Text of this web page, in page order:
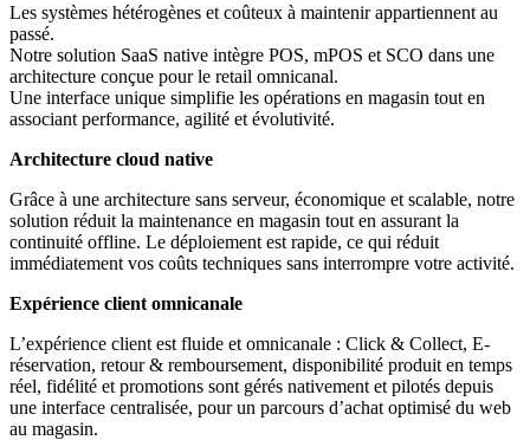
Les systèmes hétérogènes et coûteux à maintenir appartiennent au
passé.
Notre solution SaaS native intègre POS, mPOS et SCO dans une
architecture conçue pour le retail omnicanal.
Une interface unique simplifie les opérations en magasin tout en
associant performance, agilité et évolutivité.
Architecture cloud native
Grâce à une architecture sans serveur, économique et scalable, notre
solution réduit la maintenance en magasin tout en assurant la
continuité offline. Le déploiement est rapide, ce qui réduit
immédiatement vos coûts techniques sans interrompre votre activité.
Expérience client omnicanale
L’expérience client est fluide et omnicanale : Click & Collect, E-
réservation, retour & remboursement, disponibilité produit en temps
réel, fidélité et promotions sont gérés nativement et pilotés depuis
une interface centralisée, pour un parcours d’achat optimisé du web
au magasin.